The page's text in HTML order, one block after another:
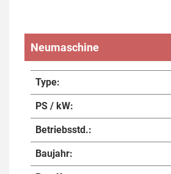
Neumaschine
Type:
PS / kW:
Betriebsstd.:
Baujahr: